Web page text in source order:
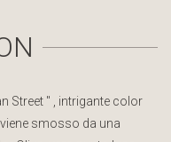
Street " , intrigante color
smosso da una